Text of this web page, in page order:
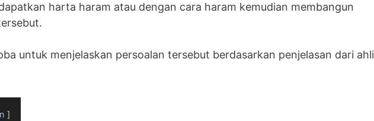
harta haram atau dengan cara haram kemudian membangun
untuk menjelaskan persoalan tersebut berdasarkan penjelasan dari ahli